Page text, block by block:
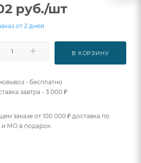
руб./шт
от 2 дней
В КОРЗИНУ
- бесплатно
завтра - 3 000 ₽
заказе от 100 000 ₽ доставка по
МО в подарок.